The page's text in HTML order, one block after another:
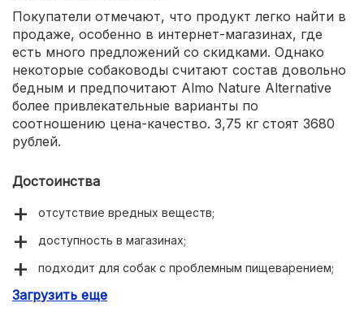
Покупатели отмечают, что продукт легко найти в
продаже, особенно в интернет-магазинах, где
есть много предложений со скидками. Однако
некоторые собаководы считают состав довольно
бедным и предпочитают Almo Nature Alternative
более привлекательные варианты по
соотношению цена-качество. З,75 кг стоят 3680
рублей.
Достоинства
отсутствие вредных веществ;
доступность в магазинах;
подходит для собак с проблемным пищеварением;
приятный запах.
Загрузить еще